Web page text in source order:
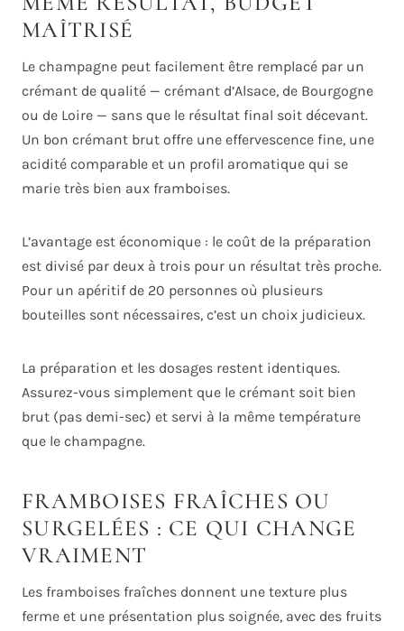
MAÎTRISÉ
Le champagne peut facilement être remplacé par un
crémant de qualité — crémant d’Alsace, de Bourgogne
ou de Loire — sans que le résultat final soit décevant.
Un bon crémant brut offre une effervescence fine, une
acidité comparable et un profil aromatique qui se
marie très bien aux framboises.
L’avantage est économique : le coût de la préparation
est divisé par deux à trois pour un résultat très proche.
Pour un apéritif de 20 personnes où plusieurs
bouteilles sont nécessaires, c’est un choix judicieux.
La préparation et les dosages restent identiques.
Assurez-vous simplement que le crémant soit bien
brut (pas demi-sec) et servi à la même température
que le champagne.
FRAMBOISES FRAÎCHES OU
SURGELÉES : CE QUI CHANGE
VRAIMENT
Les framboises fraîches donnent une texture plus
ferme et une présentation plus soignée, avec des fruits